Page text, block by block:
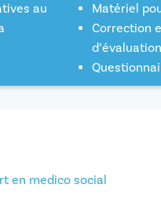
au
Matériel
Correction
en medico social